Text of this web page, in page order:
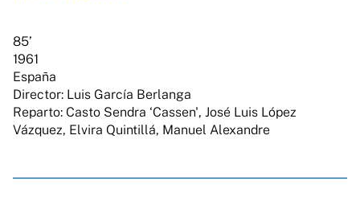
85’
1961
España
Director: Luis García Berlanga
Reparto: Casto Sendra ‘Cassen', José Luis López
Vázquez, Elvira Quintillá, Manuel Alexandre